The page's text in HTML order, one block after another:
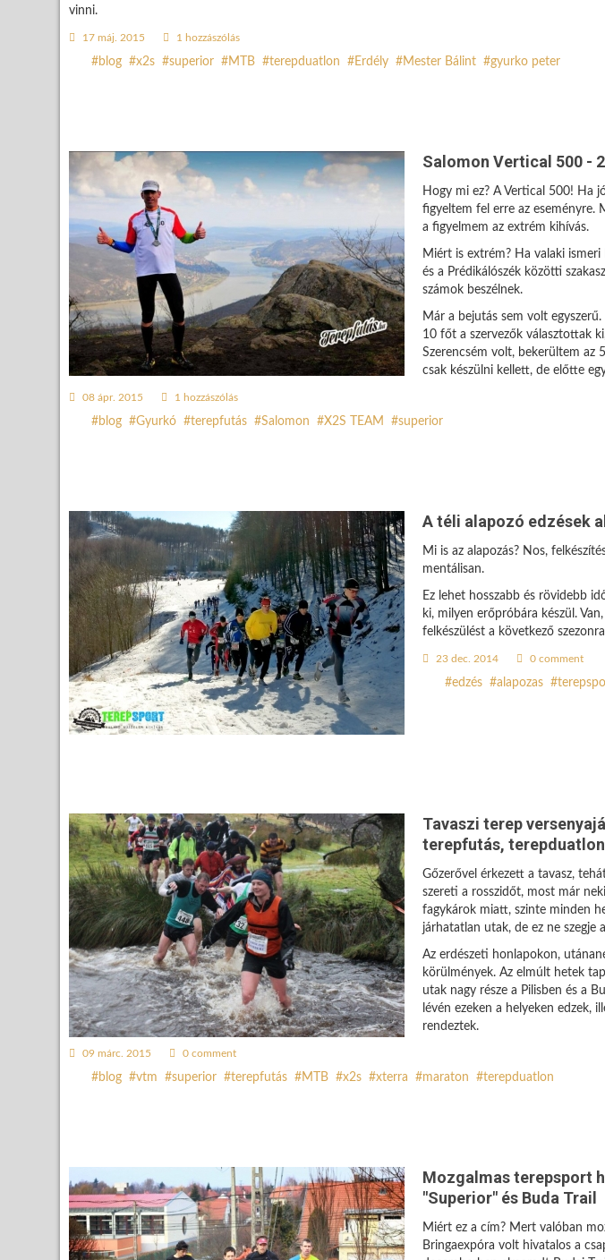
vinni.
17 máj. 2015 1 hozzászólás
blog x2s superior MTB terepduatlon Erdély Mester Bálint gyurko peter
Salomon Vertical 500 -
Hogy mi ez? A Vertical 500! Ha
figyeltem fel erre az eseményre.
a figyelmem az extrém kihívás.
Miért is extrém? Ha valaki
és a Prédikálószék közötti
számok beszélnek.
Már a bejutás sem volt
10 főt a szervezők választottak
Szerencsém volt, bekerültem az
csak készülni kellett, de előtte
08 ápr. 2015 1 hozzászólás
blog Gyurkó terepfutás Salomon X2S TEAM superior
A téli alapozó edzések
Mi is az alapozás? Nos,
mentálisan.
Ez lehet hosszabb és rövidebb
ki, milyen erőpróbára készül.
felkészülést a következő
23 dec. 2014 0 comment
edzés alapozas
Tavaszi terep
terepfutás, terepduatlon
Gőzerővel érkezett a tavasz,
szereti a rosszidőt, most már
fagykárok miatt, szinte minden
járhatatlan utak, de ez ne szegje
Az erdészeti honlapokon,
körülmények. Az elmúlt hetek
utak nagy része a Pilisben és a
lévén ezeken a helyeken edzek,
rendeztek.
09 márc. 2015 0 comment
blog vtm superior terepfutás MTB x2s xterra maraton terepduatlon
Mozgalmas terepsport
"Superior" és Buda Trail
Miért ez a cím? Mert valóban
Bringaexpóra volt hivatalos a